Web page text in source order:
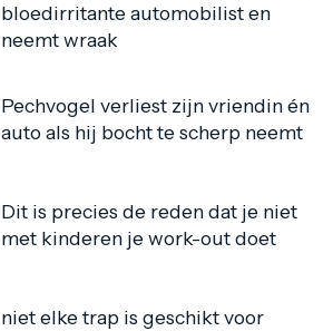
bloedirritante automobilist en
neemt wraak
Pechvogel verliest zijn vriendin én
auto als hij bocht te scherp neemt
Dit is precies de reden dat je niet
met kinderen je work-out doet
niet elke trap is geschikt voor